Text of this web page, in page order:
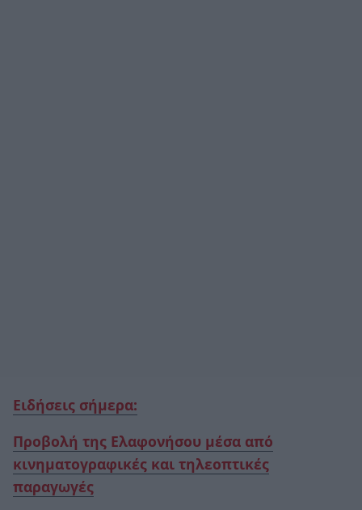
Ειδήσεις σήμερα:
Προβολή της Ελαφονήσου μέσα από
κινηματογραφικές και τηλεοπτικές
παραγωγές